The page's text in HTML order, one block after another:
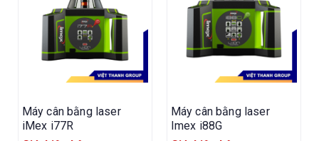
Máy cân bằng laser
iMex i77R
Máy cân bằng laser
Imex i88G